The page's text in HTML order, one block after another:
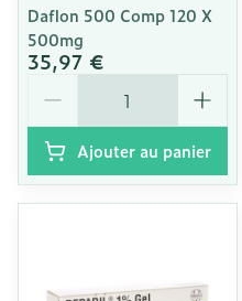
Daflon 500 Comp 120 X
500mg
35,97 €
Ajouter au panier